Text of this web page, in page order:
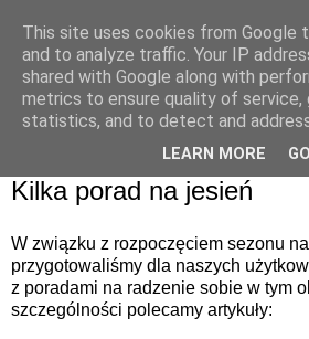
Kilka porad na jesień
W związku z rozpoczęciem sezonu
przygotowaliśmy dla naszych
z poradami na radzenie sobie w tym
szczególności polecamy artykuły:
This site uses cookies from Google
and to analyze traffic. Your IP
shared with Google along with
metrics to ensure quality of service,
statistics, and to detect and
LEARN MORE